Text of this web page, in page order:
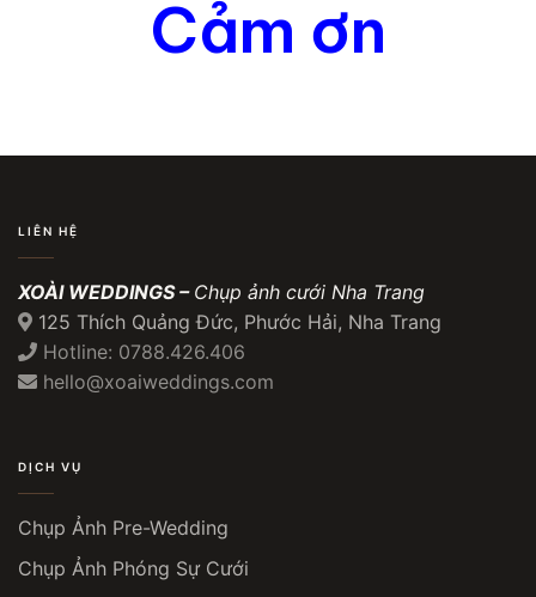
Cảm ơn
LIÊN HỆ
XOÀI WEDDINGS – Chụp ảnh cưới Nha Trang
125 Thích Quảng Đức, Phước Hải, Nha Trang
Hotline: 0788.426.406
hello@xoaiweddings.com
DỊCH VỤ
Chụp Ảnh Pre-Wedding
Chụp Ảnh Phóng Sự Cưới